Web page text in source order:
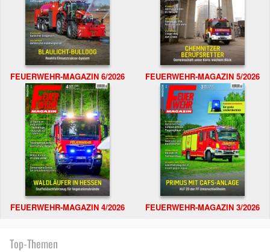
FEUERWEHR-MAGAZIN 6/2026 FEUERWEHR-MAGAZIN 5/2026
FEUERWEHR-MAGAZIN 4/2026 FEUERWEHR-MAGAZIN 3/2026
Top-Themen